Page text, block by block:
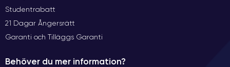
Studentrabatt
21 Dagar Ångersrätt
Garanti och Tilläggs Garanti
Behöver du mer information?